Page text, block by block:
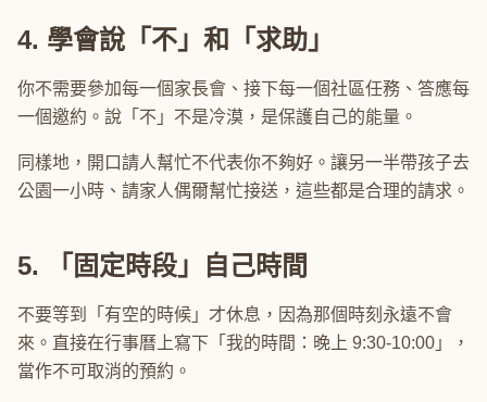
4. 學會說「不」和「求助」
你不需要參加每一個家長會、接下每一個社區任務、答應每
一個邀約。說「不」不是冷漠，是保護自己的能量。
同樣地，開口請人幫忙不代表你不夠好。讓另一半帶孩子去
公園一小時、請家人偶爾幫忙接送，這些都是合理的請求。
5. 「固定時段」自己時間
不要等到「有空的時候」才休息，因為那個時刻永遠不會
來。直接在行事曆上寫下「我的時間：晚上 9:30-10:00」，
當作不可取消的預約。